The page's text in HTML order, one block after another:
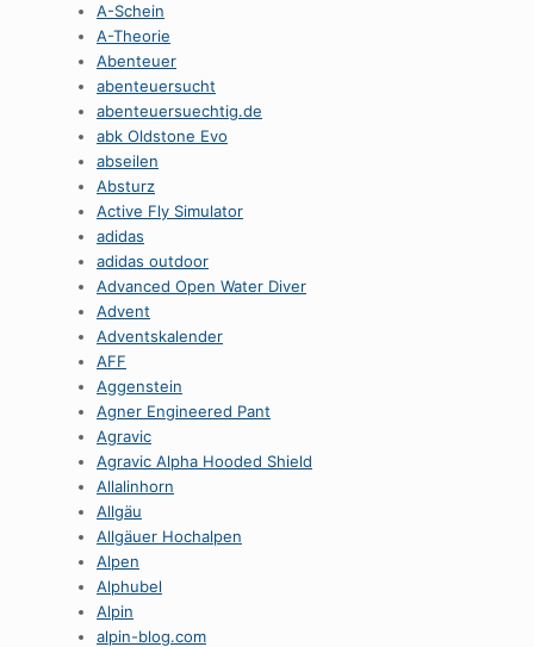
A-Schein
A-Theorie
Abenteuer
abenteuersucht
abenteuersuechtig.de
abk Oldstone Evo
abseilen
Absturz
Active Fly Simulator
adidas
adidas outdoor
Advanced Open Water Diver
Advent
Adventskalender
AFF
Aggenstein
Agner Engineered Pant
Agravic
Agravic Alpha Hooded Shield
Allalinhorn
Allgäu
Allgäuer Hochalpen
Alpen
Alphubel
Alpin
alpin-blog.com